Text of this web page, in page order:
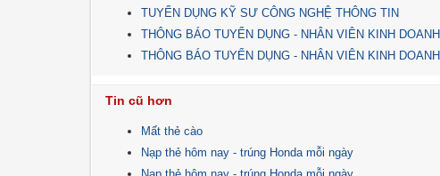
TUYỂN DỤNG KỸ SƯ CÔNG NGHỆ THÔNG TIN
THÔNG BÁO TUYỂN DỤNG - NHÂN VIÊN KINH DOANH
THÔNG BÁO TUYỂN DỤNG - NHÂN VIÊN KINH DOANH
Tin cũ hơn
Mất thẻ cào
Nạp thẻ hôm nay - trúng Honda mỗi ngày